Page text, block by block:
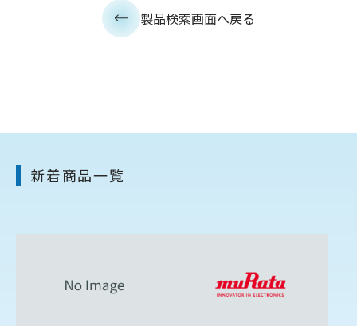
製品検索画面へ戻る
新着商品一覧